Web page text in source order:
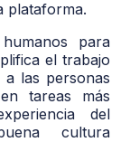
plataforma.
para
el trabajo
las personas
tareas más
del
cultura